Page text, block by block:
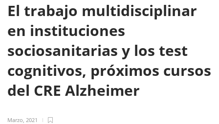
El trabajo multidisciplinar
en instituciones
sociosanitarias y los test
cognitivos, próximos cursos
del CRE Alzheimer
Marzo, 2021